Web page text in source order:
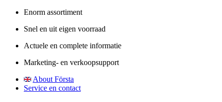
Enorm assortiment
Snel en uit eigen voorraad
Actuele en complete informatie
Marketing- en verkoopsupport
About Första
Service en contact